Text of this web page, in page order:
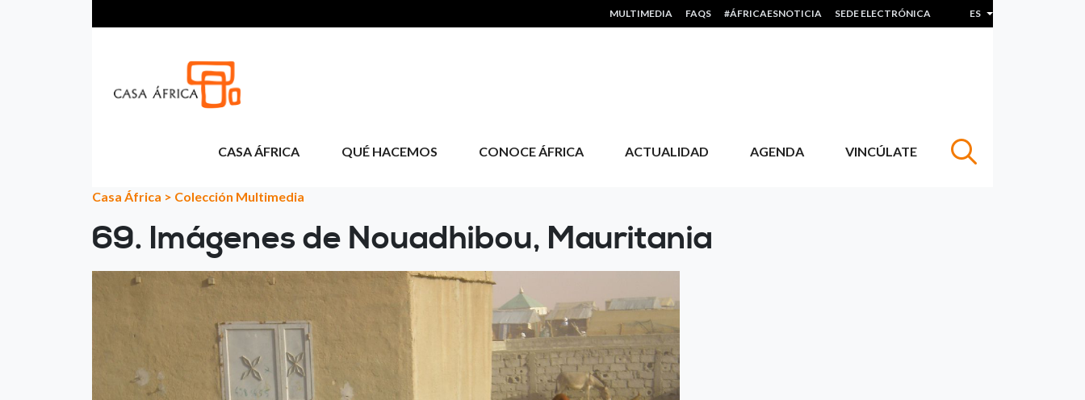
HEADER MENU
MULTIMEDIA FAQS #ÁFRICAESNOTICIA SEDE ELECTRÓNICA ES Lista adicional de
CASA ÁFRICA QUÉ HACEMOS CONOCE ÁFRICA ACTUALIDAD AGENDA VINCÚLATE
Casa África > Colección Multimedia
69. Imágenes de Nouadhibou, Mauritania